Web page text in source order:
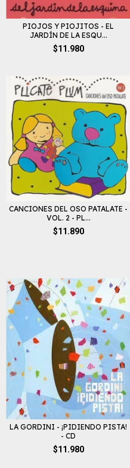
PIOJOS Y PIOJITOS - EL
JARDÍN DE LA ESQU...
$11.980
CANCIONES DEL OSO PATALATE -
VOL. 2 - PL...
$11.890
LA GORDINI - ¡PIDIENDO PISTA!
- CD
$11.980